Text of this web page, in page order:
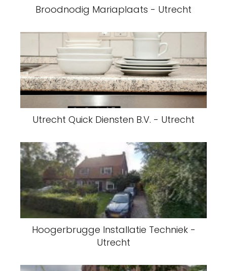
Broodnodig Mariaplaats - Utrecht
Utrecht Quick Diensten B.V. - Utrecht
Hoogerbrugge Installatie Techniek -
Utrecht